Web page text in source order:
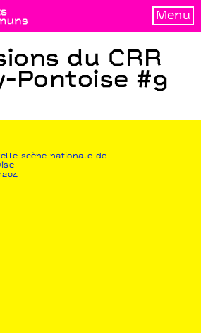
Menu
du CRR
Pontoise #9
scène nationale de